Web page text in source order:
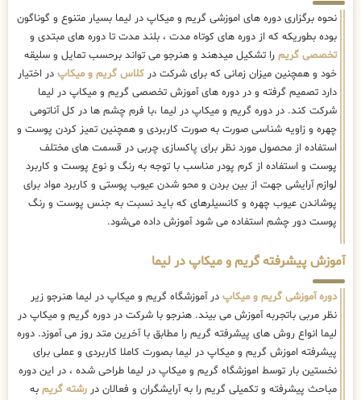
نحوه برگزاری دوره های اموزشی گریم و میکاپ در لیما بسیار متنوع و گوناگون
بوده بطوریکه که از دوره های کوتاه مدت ، بلند مدت تا دوره های مبتدی و
تخصصی گریم را تشکیل میدهند و هنرجو می تواند برحسب تمایل و سلیقه
خود و همچنین میزان زمانی که برای شرکت در کلاس گریم و میکاپ در اختیار
دارد تصمیم گرفته و در دوره های آموزش تخصصی گریم و میکاپ در لیما
شرکت کند. در دوره گریم و میکاپ در لیما ،با فرم چشم ها در کل آناتومی
چهره و زاویه شناسی صورت به صورت کاربردی و همچنین تمیز کردن پوست و
استفاده از محصول مورد نظر برای پاکسازی چربی در قسمت های مختلف
پوست و استفاده از کرم پودر مناسب با توجه به رنگ و نوع پوست و کاربرد
لوازم آرایشی جهت از بین بردن و محو شدن عیوب پوستی و کاربرد مواد برای
پوشاندن عیوب چهره و کانسیلرهای که باید نسبت به جنس پوست و رنگ
پوست دور چشم استفاده می شود آموزش داده می‌شود.
آموزش پیشرفته گریم و میکاپ در لیما
دوره آموزشی گریم و میکاپ در آموزشگاه گریم و میکاپ در لیما هنرجو زیر
نظر مربی باتجربه آموزش می بیند. هنرجو با شرکت در دوره گریم و میکاپ در
لیما انواع روش های پیشرفته گریم را مطابق با آخرین متد روز می آموزد. دوره
پیشرفته اموزش گریم و میکاپ در لیما بصورت کاملا کاربردی و عملی برای
نخستین بار توسط اموزشگاه گریم و میکاپ در لیما طراحی شده ، در این دوره
مباحث پیشرفته و تکمیلی گریم را به آرایشگران و فعالان در رشته گریم به